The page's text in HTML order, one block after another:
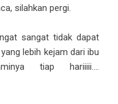
silahkan pergi.
sangat tidak dapat
lebih kejam dari ibu
tiap hariiiii....